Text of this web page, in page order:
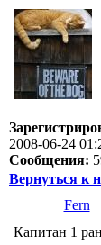
2008-06-24
Сообщения:
Вернуться к
Fern
Капитан 1